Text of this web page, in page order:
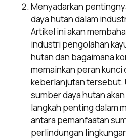
Menyadarkan
daya hutan dalam
Artikel ini akan
industri pengolahan
hutan dan bagaimana
memainkan peran kunci
keberlanjutan tersebut.
sumber daya hutan
langkah penting dalam
antara pemanfaatan
perlindungan